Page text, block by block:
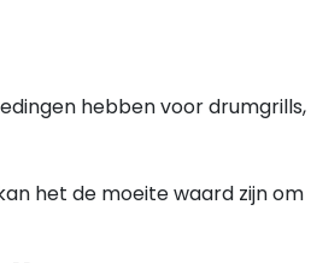
hebben voor drumgrills,
het de moeite waard zijn om